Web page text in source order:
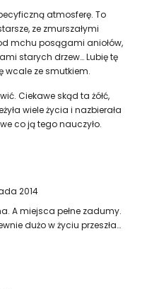
atmosferę. To
ze zmurszałymi
mchu posągami aniołów,
starych drzew… Lubię tę
wcale ze smutkiem.
Ciekawe skąd ta żółć,
wiele życia i nazbierała
co ją tego nauczyło.
2014
A miejsca pełne zadumy.
dużo w życiu przeszła…